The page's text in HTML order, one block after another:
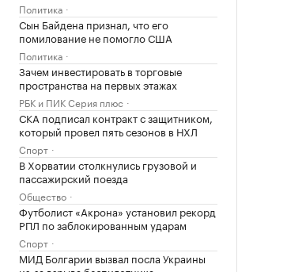
Политика
Сын Байдена признал, что его
помилование не помогло США
Политика
Зачем инвестировать в торговые
пространства на первых этажах
РБК и ПИК Серия плюс
СКА подписал контракт с защитником,
который провел пять сезонов в НХЛ
Спорт
В Хорватии столкнулись грузовой и
пассажирский поезда
Общество
Футболист «Акрона» установил рекорд
РПЛ по заблокированным ударам
Спорт
МИД Болгарии вызвал посла Украины